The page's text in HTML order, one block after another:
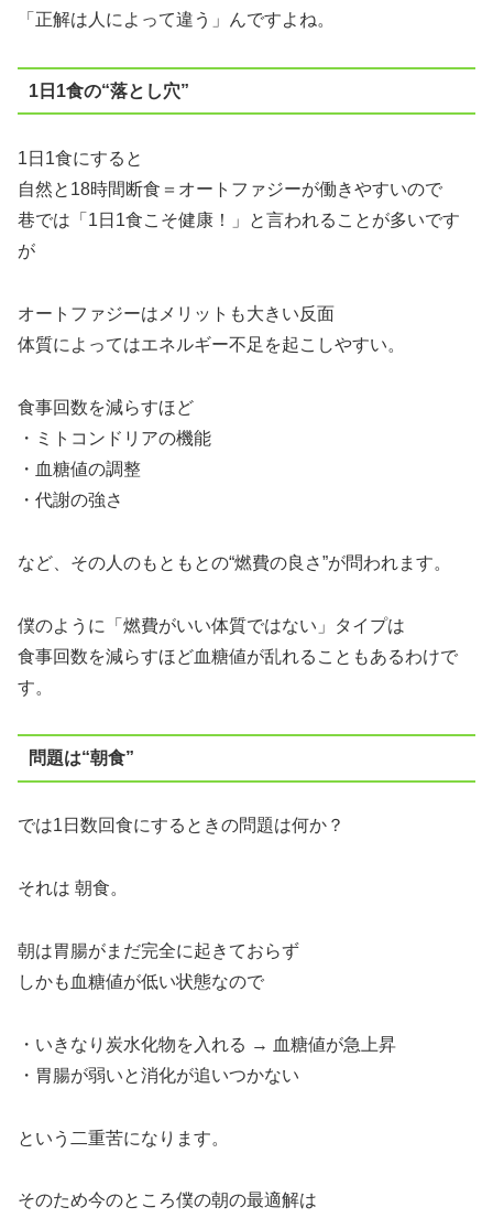
「正解は人によって違う」んですよね。
1日1食の“落とし穴”
1日1食にすると
自然と18時間断食＝オートファジーが働きやすいので
巷では「1日1食こそ健康！」と言われることが多いです
が
オートファジーはメリットも大きい反面
体質によってはエネルギー不足を起こしやすい。
食事回数を減らすほど
・ミトコンドリアの機能
・血糖値の調整
・代謝の強さ
など、その人のもともとの“燃費の良さ”が問われます。
僕のように「燃費がいい体質ではない」タイプは
食事回数を減らすほど血糖値が乱れることもあるわけで
す。
問題は“朝食”
では1日数回食にするときの問題は何か？
それは 朝食。
朝は胃腸がまだ完全に起きておらず
しかも血糖値が低い状態なので
・いきなり炭水化物を入れる → 血糖値が急上昇
・胃腸が弱いと消化が追いつかない
という二重苦になります。
そのため今のところ僕の朝の最適解は